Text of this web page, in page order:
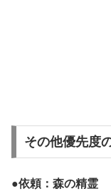
その他優先度
●依頼：森の精霊